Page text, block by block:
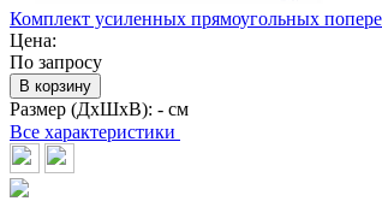
Комплект усиленных прямоугольных
Цена:
По запросу
В корзину
Размер (ДхШхВ): - см
Все характеристики